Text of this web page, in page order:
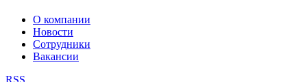
О компании
Новости
Сотрудники
Вакансии
RSS